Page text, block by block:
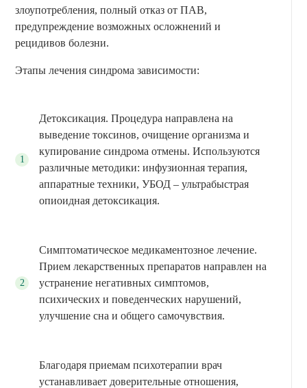
злоупотребления, полный отказ от ПАВ,
предупреждение возможных осложнений и
рецидивов болезни.
Этапы лечения синдрома зависимости:
Детоксикация. Процедура направлена на
выведение токсинов, очищение организма и
купирование синдрома отмены. Используются
различные методики: инфузионная терапия,
аппаратные техники, УБОД – ультрабыстрая
опиоидная детоксикация.
Симптоматическое медикаментозное лечение.
Прием лекарственных препаратов направлен на
устранение негативных симптомов,
психических и поведенческих нарушений,
улучшение сна и общего самочувствия.
Благодаря приемам психотерапии врач
устанавливает доверительные отношения,